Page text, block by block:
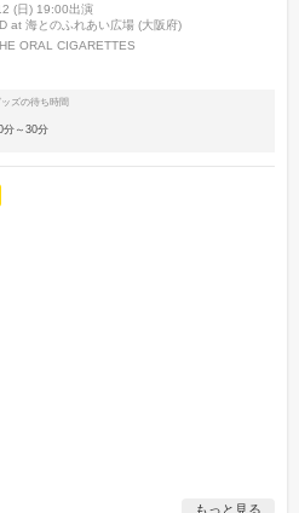
(日) 19:00出演
at 海とのふれあい広場 (大阪府)
ORAL CIGARETTES
ッズの待ち時間
分～30分
もっと見る